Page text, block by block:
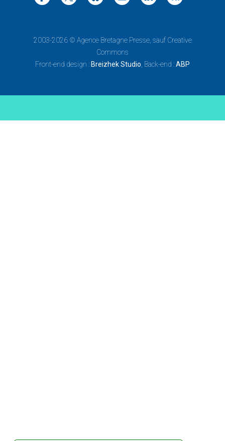
2003-2026 © Agence Bretagne Presse, sauf Creative
Commons
Front-end design : Breizhek Studio, Back-end :ABP